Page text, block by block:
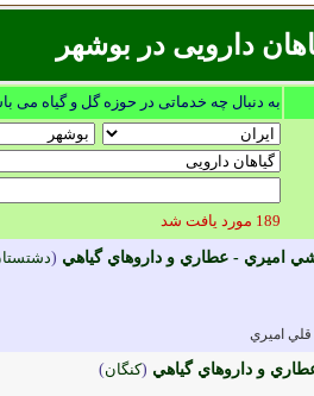
دارویی در بوشهر
به دنبال چه خدماتی در حوزه گل و گیاه می
189 مورد یافت شد
اميري - عطاري و داروهاي گياهي (
اميري
و داروهاي گياهي (کنگان)